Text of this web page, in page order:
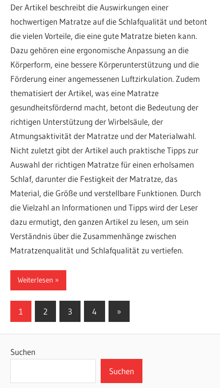
Der Artikel beschreibt die Auswirkungen einer
hochwertigen Matratze auf die Schlafqualität und betont
die vielen Vorteile, die eine gute Matratze bieten kann.
Dazu gehören eine ergonomische Anpassung an die
Körperform, eine bessere Körperunterstützung und die
Förderung einer angemessenen Luftzirkulation. Zudem
thematisiert der Artikel, was eine Matratze
gesundheitsfördernd macht, betont die Bedeutung der
richtigen Unterstützung der Wirbelsäule, der
Atmungsaktivität der Matratze und der Materialwahl.
Nicht zuletzt gibt der Artikel auch praktische Tipps zur
Auswahl der richtigen Matratze für einen erholsamen
Schlaf, darunter die Festigkeit der Matratze, das
Material, die Größe und verstellbare Funktionen. Durch
die Vielzahl an Informationen und Tipps wird der Leser
dazu ermutigt, den ganzen Artikel zu lesen, um sein
Verständnis über die Zusammenhänge zwischen
Matratzenqualität und Schlafqualität zu vertiefen.
Weiterlesen
Seitennummerierung
Beiträge
1 2 3 4
Nächste
Beiträge
»
Suchen
Suchen